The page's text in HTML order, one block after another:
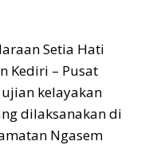
Setia Hati
Kediri – Pusat
kelayakan
dilaksanakan di
Ngasem